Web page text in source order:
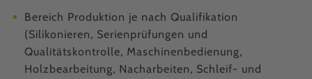
Bereich Produktion je nach Qualifikation
(Silikonieren, Serienprüfungen und
Qualitätskontrolle, Maschinenbedienung,
Holzbearbeitung, Nacharbeiten, Schleif- und